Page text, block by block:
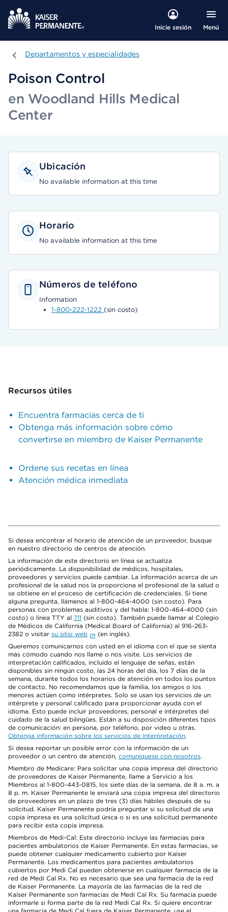
Inicie sesión Menú
Departamentos y especialidades
Departamentos y especialidades
Poison Control
en Woodland Hills Medical
Center
Ubicación
No available information at this time
Horario
No available information at this time
Números de teléfono
Information
1-800-222-1222 (sin costo)
Recursos útiles
Encuentra farmacias cerca de ti
Obtenga más información sobre cómo
convertirse en miembro de Kaiser Permanente
Ordene sus recetas en línea
Atención médica inmediata
Si desea encontrar el horario de atención de un proveedor, busque
en nuestro directorio de centros de atención.
La información de este directorio en línea se actualiza
periódicamente. La disponibilidad de médicos, hospitales,
proveedores y servicios puede cambiar. La información acerca de un
profesional de la salud nos la proporciona el profesional de la salud o
se obtiene en el proceso de certificación de credenciales. Si tiene
alguna pregunta, llámenos al 1-800-464-4000 (sin costo). Para
personas con problemas auditivos y del habla: 1-800-464-4000 (sin
costo) o línea TTY al 711 (sin costo). También puede llamar al Colegio
de Médicos de California (Medical Board of California) al 916-263-
2382 o visitar su sitio web
(en inglés).
Queremos comunicarnos con usted en el idioma con el que se sienta
más cómodo cuando nos llame o nos visite. Los servicios de
interpretación calificados, incluido el lenguaje de señas, están
disponibles sin ningún costo, las 24 horas del día, los 7 días de la
semana, durante todos los horarios de atención en todos los puntos
de contacto. No recomendamos que la familia, los amigos o los
menores actúen como intérpretes. Solo se usan los servicios de un
intérprete y personal calificado para proporcionar ayuda con el
idioma. Esto puede incluir proveedores, personal e intérpretes del
cuidado de la salud bilingües. Están a su disposición diferentes tipos
de comunicación: en persona, por teléfono, por video u otras.
Obtenga información sobre los servicios de interpretación.
Si desea reportar un posible error con la información de un
proveedor o un centro de atención, comuníquese con nosotros.
Miembro de Medicare: Para solicitar una copia impresa del directorio
de proveedores de Kaiser Permanente, llame a Servicio a los
Miembros al 1-800-443-0815, los siete días de la semana, de 8 a. m. a
8 p. m. Kaiser Permanente le enviará una copia impresa del directorio
de proveedores en un plazo de tres (3) días hábiles después de su
solicitud. Kaiser Permanente podría preguntar si su solicitud de una
copia impresa es una solicitud única o si es una solicitud permanente
para recibir esta copia impresa.
Miembros de Medi-Cal: Este directorio incluye las farmacias para
pacientes ambulatorios de Kaiser Permanente. En estas farmacias, se
puede obtener cualquier medicamento cubierto por Kaiser
Permanente. Los medicamentos para pacientes ambulatorios
cubiertos por Medi Cal pueden obtenerse en cualquier farmacia de la
red de Medi Cal Rx. No es necesario que sea una farmacia de la red
de Kaiser Permanente. La mayoría de las farmacias de la red de
Kaiser Permanente son farmacias de Medi Cal Rx. Su farmacia puede
informarle si forma parte de la red Medi Cal Rx. Si quiere encontrar